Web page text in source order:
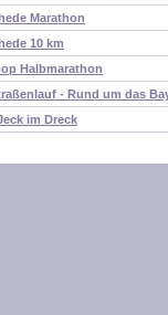
Marathon
10 km
Halbmarathon
- Rund um das
im Dreck